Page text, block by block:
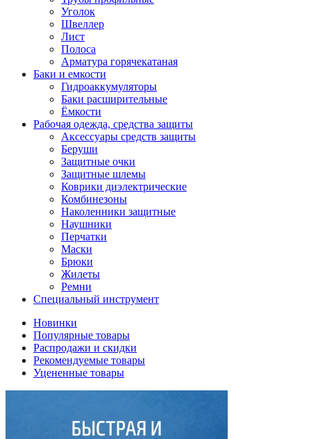
Уголок
Швеллер
Лист
Полоса
Арматура горячекатаная
Баки и емкости
Гидроаккумуляторы
Баки расширительные
Ёмкости
Рабочая одежда, средства защиты
Аксессуары средств защиты
Беруши
Защитные очки
Защитные шлемы
Коврики диэлектрические
Комбинезоны
Наколенники защитные
Наушники
Перчатки
Маски
Брюки
Жилеты
Ремни
Специальный инструмент
Новинки
Популярные товары
Распродажи и скидки
Рекомендуемые товары
Уцененные товары